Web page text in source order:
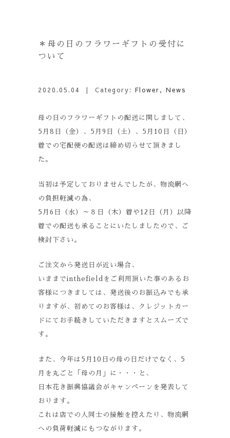
＊母の日のフラワーギフトの受付に
ついて
2020.05.04 | Category: Flower, News
母の日のフラワーギフトの配送に関しまして、
5月8日（金）、5月9日（土）、5月10日（日）
着での宅配便の配送は締め切らせて頂きまし
た。
当初は予定しておりませんでしたが、物流網へ
の負担軽減の為、
5月6日（水）～８日（木）着や12日（月）以降
着での配送も承ることにいたしましたので、ご
検討下さい。
ご注文から発送日が近い場合、
いままでinthefieldをご利用頂いた事のあるお
客様につきましては、発送後のお振込みでも承
りますが、初めてのお客様は、クレジットカー
ドにてお手続きしていただきますとスムーズで
す。
また、今年は5月10日の母の日だけでなく、5
月を丸ごと「母の月」に・・・と、
日本花き振興協議会がキャンペーンを発表して
おります。
これは店での人同士の接触を控えたり、物流網
への負荷軽減にもつながります。